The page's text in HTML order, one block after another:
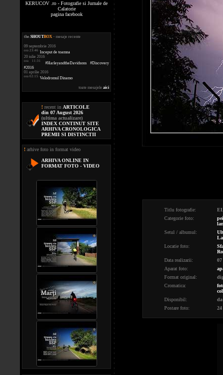
KERUCOV .ro - Fotografie si Jurnale de
Calatorie
pagina facebook
the.SHOUTBOX - mesaje recente
09 septembrie 2016
ora 23:46 Inceput de toamna
20 iulie 2016
ora 11:31
#HarleyandtheDavidsons #Discovery
#2016
01 aprilie 2016
ora 02:15 Velodromul Dinamo
toate mesajele aici
! recent in ARTICOLE
din 07 August 2026
(ultima actualizare)
INDEX CONTINUT SITE
ARHIVA CRONOLOGICA
PREMII SI DISTINCTII
! arhive foto in format video
ARHIVA ONLINE IN
FORMAT FOTO - VIDEO
Titlu fotografie:
Categorie foto:
Setul / albumul:
Locatie foto:
Data realizarii:
07
Aparat foto:
Format original:
Cromatica:
Disponibil:
da
Postare foto:
24